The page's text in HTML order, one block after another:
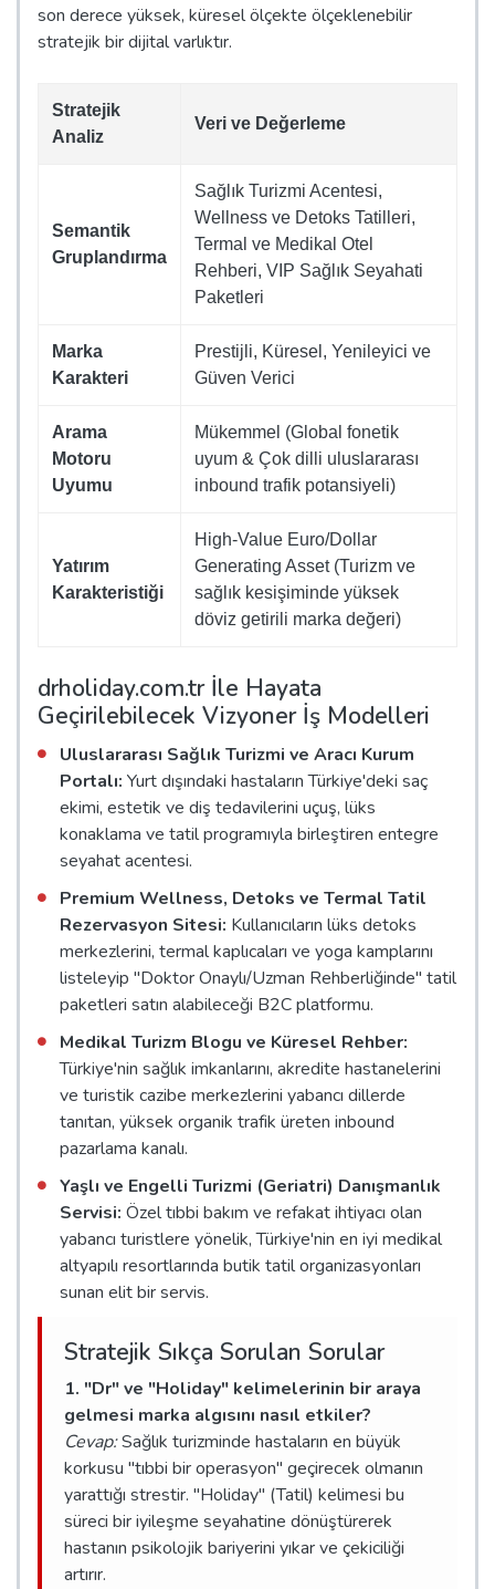
son derece yüksek, küresel ölçekte ölçeklenebilir
stratejik bir dijital varlıktır.
Stratejik
Analiz
Veri ve Değerleme
Semantik
Gruplandırma
Sağlık Turizmi Acentesi,
Wellness ve Detoks Tatilleri,
Termal ve Medikal Otel
Rehberi, VIP Sağlık Seyahati
Paketleri
Marka
Karakteri
Prestijli, Küresel, Yenileyici ve
Güven Verici
Arama
Motoru
Uyumu
Mükemmel (Global fonetik
uyum & Çok dilli uluslararası
inbound trafik potansiyeli)
Yatırım
Karakteristiği
High-Value Euro/Dollar
Generating Asset (Turizm ve
sağlık kesişiminde yüksek
döviz getirili marka değeri)
drholiday.com.tr İle Hayata
Geçirilebilecek Vizyoner İş Modelleri
Uluslararası Sağlık Turizmi ve Aracı Kurum
Portalı: Yurt dışındaki hastaların Türkiye'deki saç
ekimi, estetik ve diş tedavilerini uçuş, lüks
konaklama ve tatil programıyla birleştiren entegre
seyahat acentesi.
Premium Wellness, Detoks ve Termal Tatil
Rezervasyon Sitesi: Kullanıcıların lüks detoks
merkezlerini, termal kaplıcaları ve yoga kamplarını
listeleyip "Doktor Onaylı/Uzman Rehberliğinde" tatil
paketleri satın alabileceği B2C platformu.
Medikal Turizm Blogu ve Küresel Rehber:
Türkiye'nin sağlık imkanlarını, akredite hastanelerini
ve turistik cazibe merkezlerini yabancı dillerde
tanıtan, yüksek organik trafik üreten inbound
pazarlama kanalı.
Yaşlı ve Engelli Turizmi (Geriatri) Danışmanlık
Servisi: Özel tıbbi bakım ve refakat ihtiyacı olan
yabancı turistlere yönelik, Türkiye'nin en iyi medikal
altyapılı resortlarında butik tatil organizasyonları
sunan elit bir servis.
Stratejik Sıkça Sorulan Sorular
1. "Dr" ve "Holiday" kelimelerinin bir araya
gelmesi marka algısını nasıl etkiler?
Cevap:Sağlık turizminde hastaların en büyük
korkusu "tıbbi bir operasyon" geçirecek olmanın
yarattığı strestir. "Holiday" (Tatil) kelimesi bu
süreci bir iyileşme seyahatine dönüştürerek
hastanın psikolojik bariyerini yıkar ve çekiciliği
artırır.